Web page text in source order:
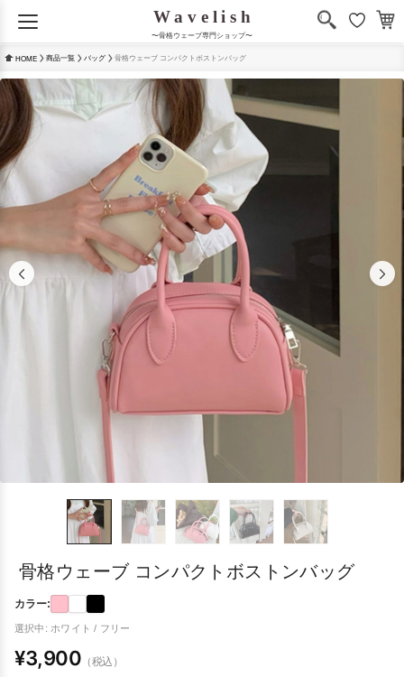
〜骨格ウェーブ専門ショップ〜
HOME 商品一覧 バッグ 骨格ウェーブ コンパクトボストンバッグ
骨格ウェーブ コンパクトボストンバッグ
カラー:
選択中: ホワイト / フリー
¥3,900 （税込）